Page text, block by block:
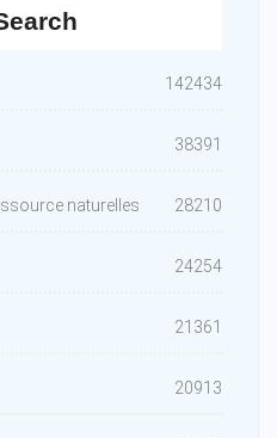
142434
38391
naturelles 28210
24254
21361
20913